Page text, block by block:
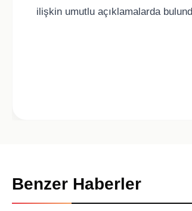
ilişkin umutlu açıklamalarda
Benzer Haberler